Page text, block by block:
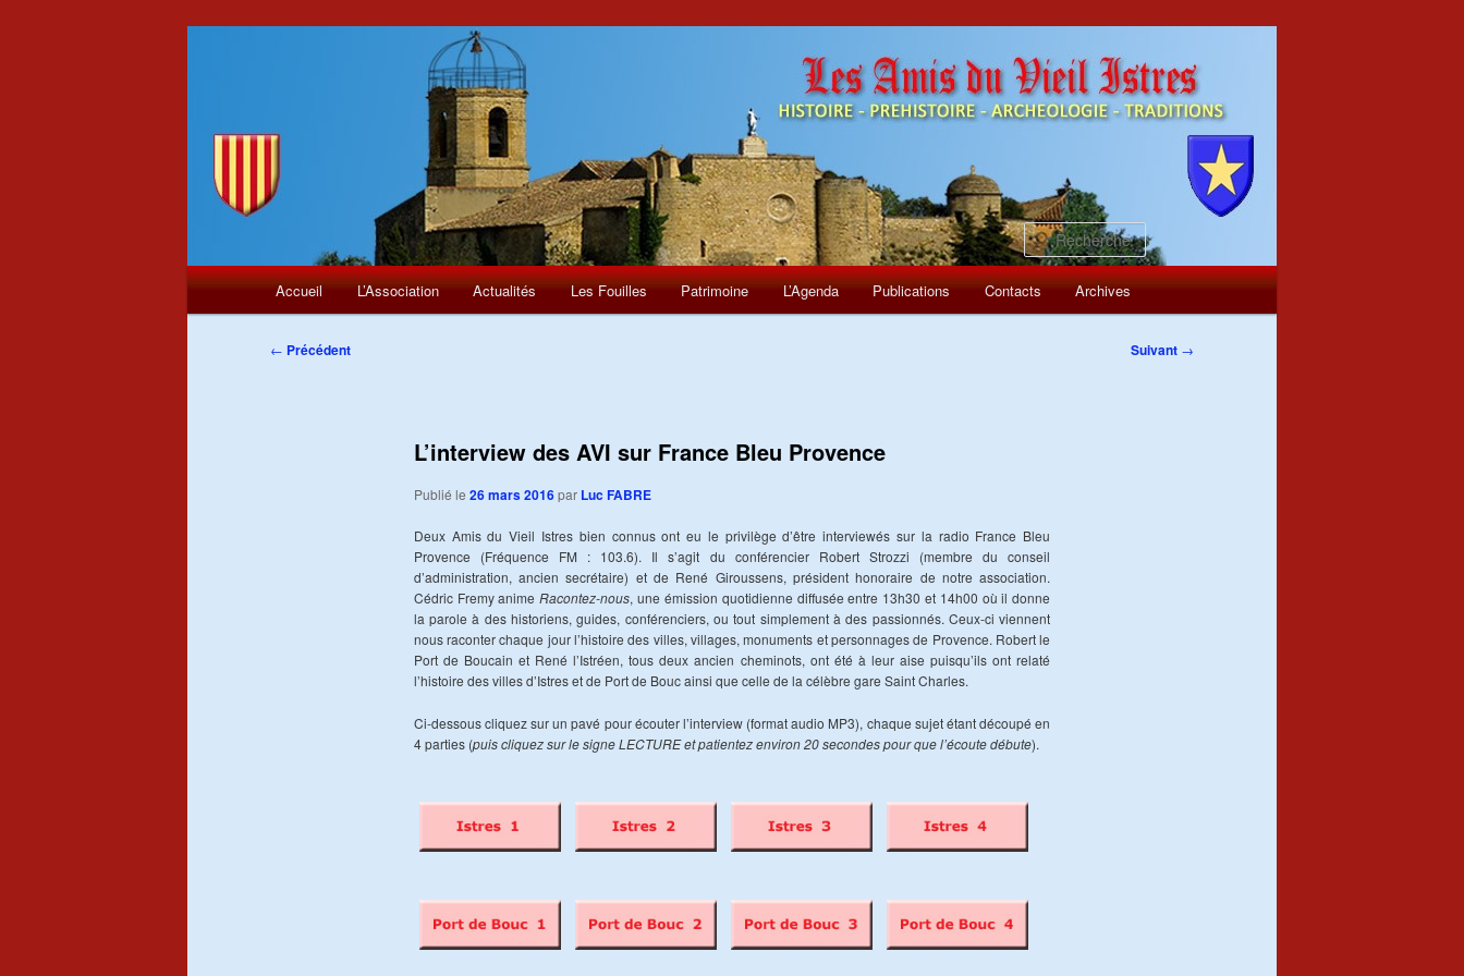
Recherche
Menu
Aller
Accueil L’Association Actualités Les Fouilles Patrimoine L’Agenda Publications Contacts Archives
Navigation
← Précédent Suivant →
L’interview des AVI sur France Bleu Provence
Publié le 26 mars 2016par Luc FABRE
Deux Amis du Vieil Istres bien connus ont eu le privilège d’être interviewés sur la radio France Bleu
Provence (Fréquence FM : 103.6). Il s’agit du conférencier Robert Strozzi (membre du conseil
d’administration, ancien secrétaire) et de René Giroussens, président honoraire de notre association.
Cédric Fremy animeRacontez-nous, une émission quotidienne diffusée entre 13h30 et 14h00 où il donne
la parole à des historiens, guides, conférenciers, ou tout simplement à des passionnés. Ceux-ci viennent
nous raconter chaque jour l’histoire des villes, villages, monuments et personnages de Provence. Robert le
Port de Boucain et René l’Istréen, tous deux ancien cheminots, ont été à leur aise puisqu’ils ont relaté
l’histoire des villes d’Istres et de Port de Bouc ainsi que celle de la célèbre gare Saint Charles.
Ci-dessous cliquez sur un pavé pour écouter l’interview (format audio MP3), chaque sujet étant découpé en
4 parties (puis cliquez sur le signe LECTURE et patientez environ 20 secondes pour que l’écoute débute).